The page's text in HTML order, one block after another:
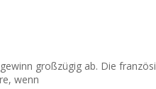
großzügig ab. Die
wenn